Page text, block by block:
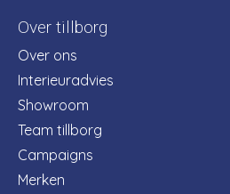
Over tillborg
Over ons
Interieuradvies
Showroom
Team tillborg
Campaigns
Merken